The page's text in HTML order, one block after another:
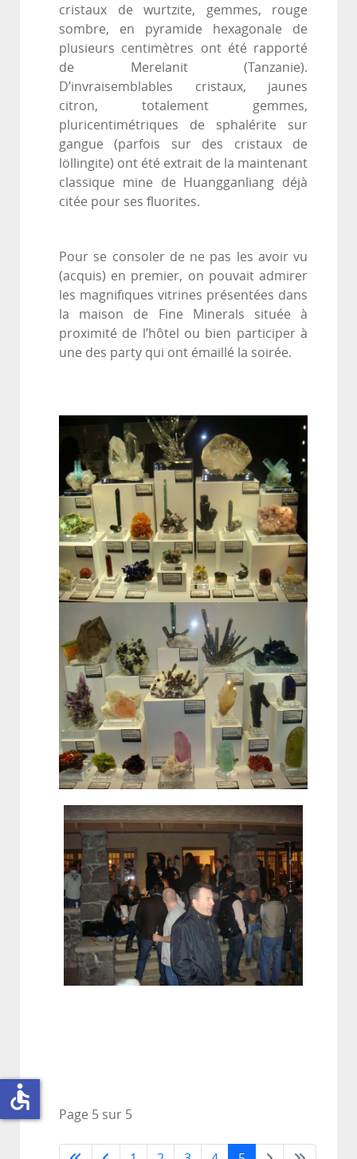
cristaux de wurtzite, gemmes, rouge
sombre, en pyramide hexagonale de
plusieurs centimètres ont été rapporté
de Merelanit (Tanzanie).
D’invraisemblables cristaux, jaunes
citron, totalement gemmes,
pluricentimétriques de sphalérite sur
gangue (parfois sur des cristaux de
löllingite) ont été extrait de la maintenant
classique mine de Huangganliang déjà
citée pour ses fluorites.
Pour se consoler de ne pas les avoir vu
(acquis) en premier, on pouvait admirer
les magnifiques vitrines présentées dans
la maison de Fine Minerals située à
proximité de l’hôtel ou bien participer à
une des party qui ont émaillé la soirée.
Page 5 sur 5
accessible